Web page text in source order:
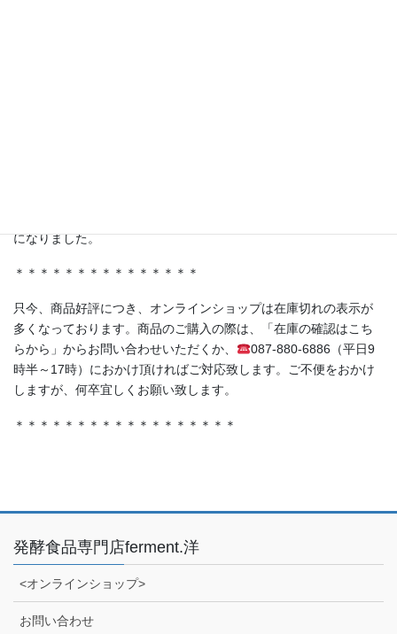
になりました。
＊＊＊＊＊＊＊＊＊＊＊＊＊＊＊
只今、商品好評につき、オンラインショップは在庫切れの表示が
多くなっております。商品のご購入の際は、「在庫の確認はこち
らから」からお問い合わせいただくか、
087-880-6886（平日9
時半～17時）におかけ頂ければご対応致します。ご不便をおかけ
しますが、何卒宜しくお願い致します。
＊＊＊＊＊＊＊＊＊＊＊＊＊＊＊＊＊＊
発酵食品専門店ferment.洋
<オンラインショップ>
お問い合わせ